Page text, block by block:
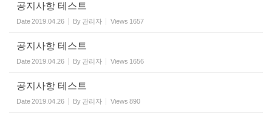
공지사항 테스트
Date2019.04.26 By 관리자 Views 1657
공지사항 테스트
Date2019.04.26 By 관리자 Views 1656
공지사항 테스트
Date2019.04.26 By 관리자 Views 890